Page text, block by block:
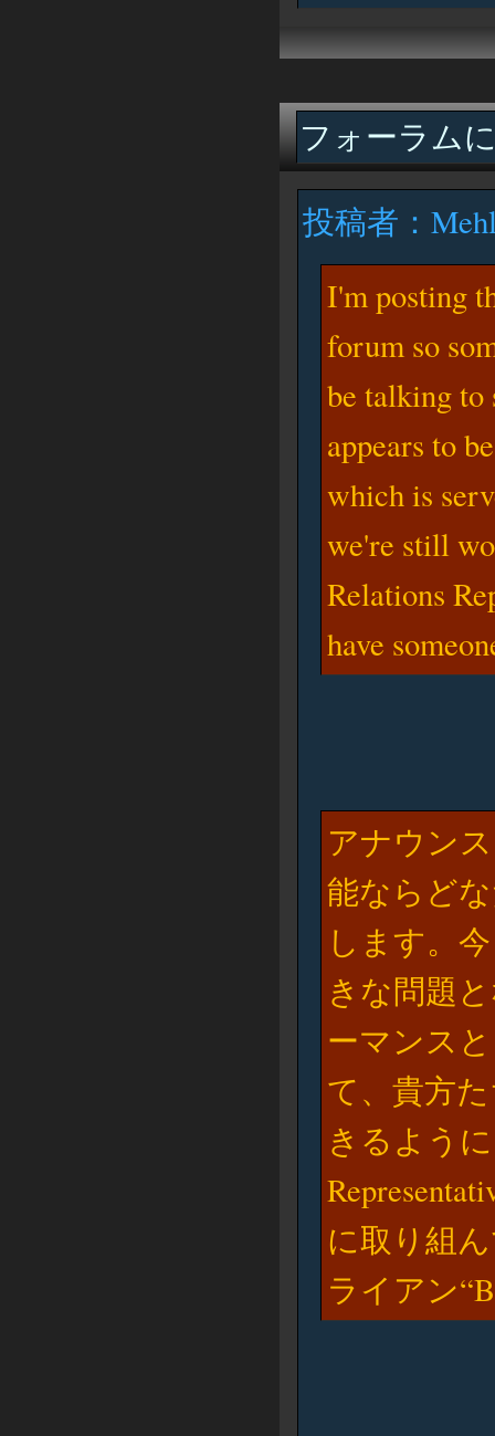
フォーラム
投稿者：
I'm posting
forum so
be talking to
appears to
which is
we're still
Relations
have
アナウン
能ならど
します。
きな問題
ーマンス
て、貴方
きるように
に取り組
ライアン